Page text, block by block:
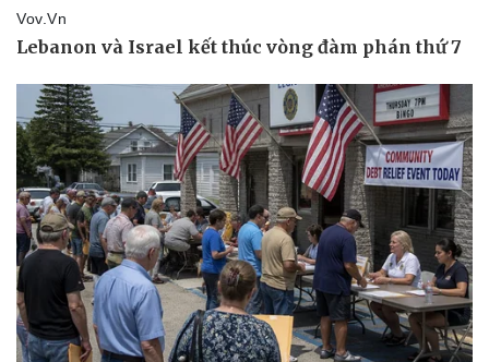
Doanh nghiệp
Thông tin doanh nghiệp
Doanh nghiệp 24h
Doanh nhân
Vì cộng đồng
Công nghệ
Sành điệu
Tin Công nghệ
Trải nghiệm
Chuyển đổi số